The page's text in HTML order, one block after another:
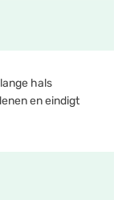
hals
en eindigt